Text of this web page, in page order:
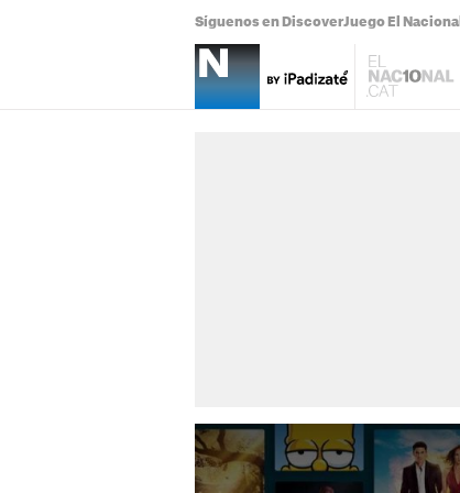
Síguenos en DiscoverJuego El Nacional